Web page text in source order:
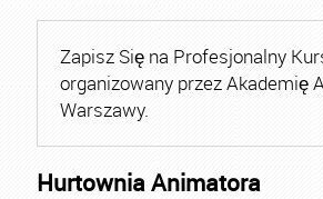
Zapisz Się na Profesjonalny
organizowany przez Akademię
Warszawy.
Hurtownia Animatora